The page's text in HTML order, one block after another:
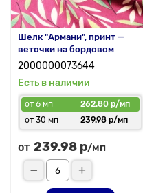
Шелк "Армани", принт —
веточки на бордовом
2000000073644
Есть в наличии
от 6 мп
262.80 р/мп
от 30 мп
239.98 р/мп
от 239.98 р/мп